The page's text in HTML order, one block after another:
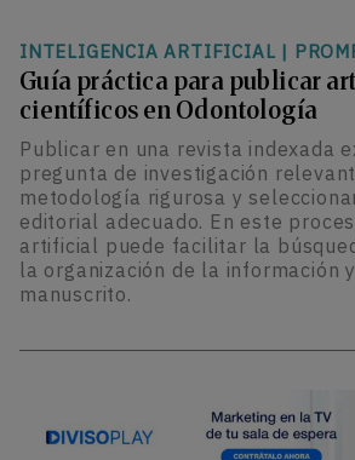
INTELIGENCIA ARTIFICIAL |
Guía práctica para publicar
científicos en Odontología
Publicar en una revista indexada
pregunta de investigación
metodología rigurosa y
editorial adecuado. En este
artificial puede facilitar la
la organización de la información
manuscrito.